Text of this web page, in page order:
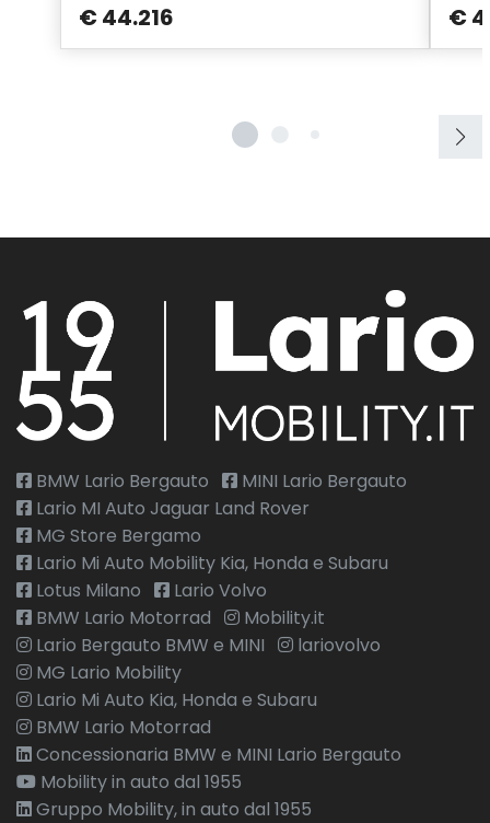
€ 44.216 €
BMW Lario Bergauto
MINI Lario Bergauto
Lario MI Auto Jaguar Land Rover
MG Store Bergamo
Lario Mi Auto Mobility Kia, Honda e Subaru
Lotus Milano
Lario Volvo
BMW Lario Motorrad
Mobility.it
Lario Bergauto BMW e MINI
lariovolvo
MG Lario Mobility
Lario Mi Auto Kia, Honda e Subaru
BMW Lario Motorrad
Concessionaria BMW e MINI Lario Bergauto
Mobility in auto dal 1955
Gruppo Mobility, in auto dal 1955